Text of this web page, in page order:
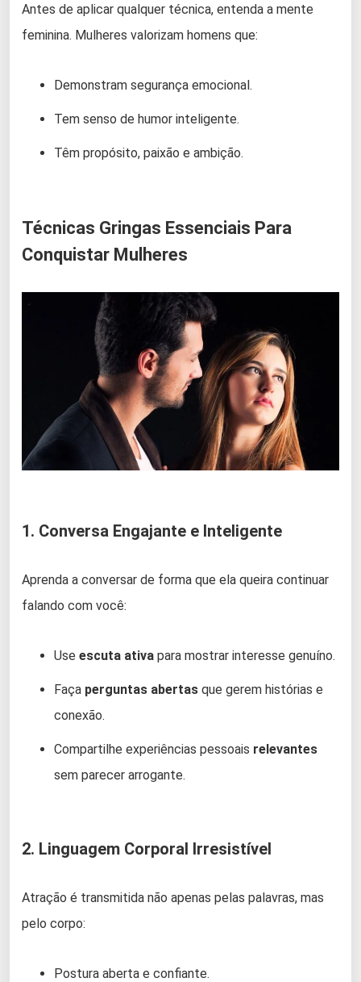
Antes de aplicar qualquer técnica, entenda a mente
feminina. Mulheres valorizam homens que:
Demonstram segurança emocional.
Tem senso de humor inteligente.
Têm propósito, paixão e ambição.
Técnicas Gringas Essenciais Para
Conquistar Mulheres
1. Conversa Engajante e Inteligente
Aprenda a conversar de forma que ela queira continuar
falando com você:
Use escuta ativa para mostrar interesse genuíno.
Faça perguntas abertas que gerem histórias e
conexão.
Compartilhe experiências pessoais relevantes
sem parecer arrogante.
2. Linguagem Corporal Irresistível
Atração é transmitida não apenas pelas palavras, mas
pelo corpo:
Postura aberta e confiante.